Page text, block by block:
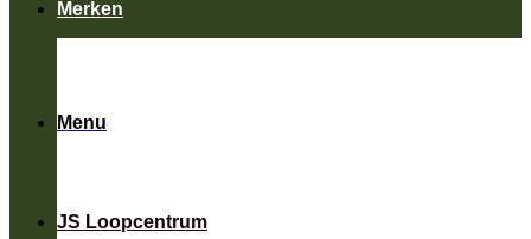
Menu
JS Loopcentrum
Merken